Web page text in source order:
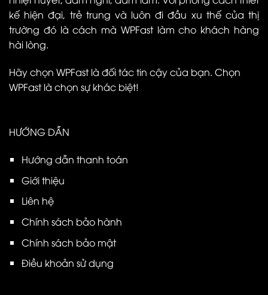
kế hiện đại, trẻ trung và luôn đi đầu xu thế của thị
trường đó là cách mà WPFast làm cho khách hàng
hài lòng.
Hãy chọn WPFast là đối tác tin cậy của bạn. Chọn
WPFast là chọn sự khác biệt!
HƯỚNG DẪN
Hướng dẫn thanh toán
Giới thiệu
Liên hệ
Chính sách bảo hành
Chính sách bảo mật
Điều khoản sử dụng